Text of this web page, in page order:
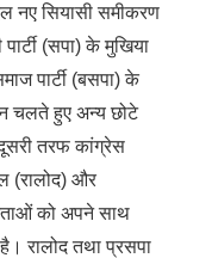
नए सियासी समीकरण
(सपा) के मुखिया
पार्टी (बसपा) के
चलते हुए अन्य छोटे
तरफ कांग्रेस
(रालोद) और
को अपने साथ
रालोद तथा प्रसपा